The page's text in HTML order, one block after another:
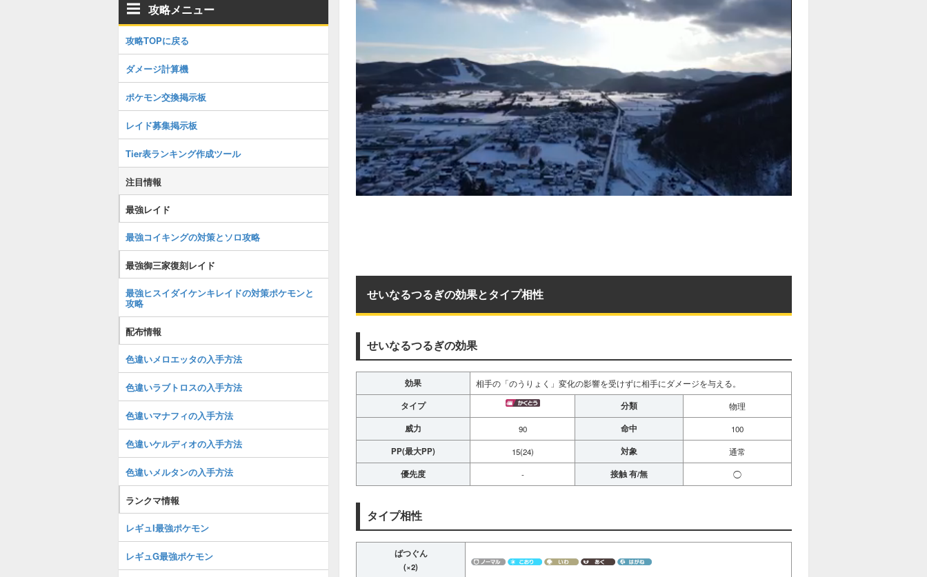
せいなるつるぎの効果とタイプ相性
せいなるつるぎの効果
効果 相手の「のうりょく」変化の影響を受けずに相手にダメージを与える。
タイプ 分類 物理
威力 90 命中 100
PP(最大PP) 15(24) 対象 通常
優先度 - 接触 有/無 ◯
タイプ相性
ばつぐん
(×2)
攻略メニュー
攻略TOPに戻る
ダメージ計算機
ポケモン交換掲示板
レイド募集掲示板
Tier表ランキング作成ツール
注目情報
最強レイド
最強コイキングの対策とソロ攻略
最強御三家復刻レイド
最強ヒスイダイケンキレイドの対策ポケモンと
攻略
配布情報
色違いメロエッタの入手方法
色違いラブトロスの入手方法
色違いマナフィの入手方法
色違いケルディオの入手方法
色違いメルタンの入手方法
ランクマ情報
レギュI最強ポケモン
レギュG最強ポケモン